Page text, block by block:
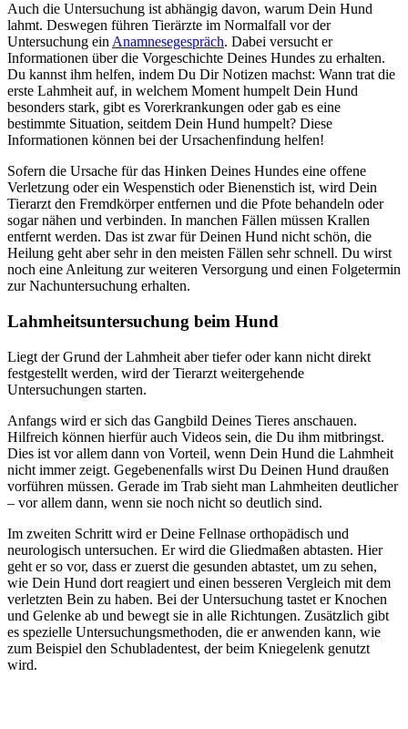
Auch die Untersuchung ist abhängig davon, warum Dein Hund
lahmt. Deswegen führen Tierärzte im Normalfall vor der
Untersuchung einAnamnesegespräch. Dabei versucht er
Informationen über die Vorgeschichte Deines Hundes zu erhalten.
Du kannst ihm helfen, indem Du Dir Notizen machst: Wann trat die
erste Lahmheit auf, in welchem Moment humpelt Dein Hund
besonders stark, gibt es Vorerkrankungen oder gab es eine
bestimmte Situation, seitdem Dein Hund humpelt? Diese
Informationen können bei der Ursachenfindung helfen!
Sofern die Ursache für das Hinken Deines Hundes eine offene
Verletzung oder ein Wespenstich oder Bienenstich ist, wird Dein
Tierarzt den Fremdkörper entfernen und die Pfote behandeln oder
sogar nähen und verbinden. In manchen Fällen müssen Krallen
entfernt werden. Das ist zwar für Deinen Hund nicht schön, die
Heilung geht aber sehr in den meisten Fällen sehr schnell. Du wirst
noch eine Anleitung zur weiteren Versorgung und einen Folgetermin
zur Nachuntersuchung erhalten.
Lahmheitsuntersuchung beim Hund
Liegt der Grund der Lahmheit aber tiefer oder kann nicht direkt
festgestellt werden, wird der Tierarzt weitergehende
Untersuchungen starten.
Anfangs wird er sich das Gangbild Deines Tieres anschauen.
Hilfreich können hierfür auch Videos sein, die Du ihm mitbringst.
Dies ist vor allem dann von Vorteil, wenn Dein Hund die Lahmheit
nicht immer zeigt. Gegebenenfalls wirst Du Deinen Hund draußen
vorführen müssen. Gerade im Trab sieht man Lahmheiten deutlicher
– vor allem dann, wenn sie noch nicht so deutlich sind.
Im zweiten Schritt wird er Deine Fellnase orthopädisch und
neurologisch untersuchen. Er wird die Gliedmaßen abtasten. Hier
geht er so vor, dass er zuerst die gesunden abtastet, um zu sehen,
wie Dein Hund dort reagiert und einen besseren Vergleich mit dem
verletzten Bein zu haben. Bei der Untersuchung tastet er Knochen
und Gelenke ab und bewegt sie in alle Richtungen. Zusätzlich gibt
es spezielle Untersuchungsmethoden, die er anwenden kann, wie
zum Beispiel den Schubladentest, der beim Kniegelenk genutzt
wird.